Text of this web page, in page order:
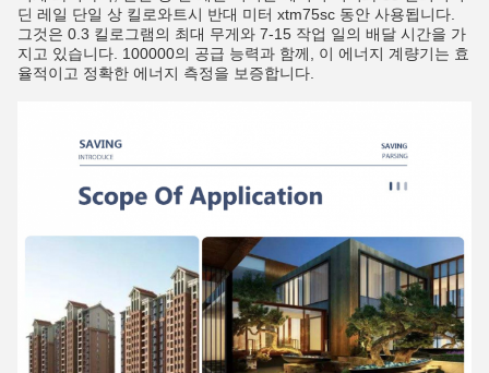
딘 레일 단일 상 킬로와트시 반대 미터 xtm75sc 동안 사용됩니다.
그것은 0.3 킬로그램의 최대 무게와 7-15 작업 일의 배달 시간을 가
지고 있습니다. 100000의 공급 능력과 함께, 이 에너지 계량기는 효
율적이고 정확한 에너지 측정을 보증합니다.